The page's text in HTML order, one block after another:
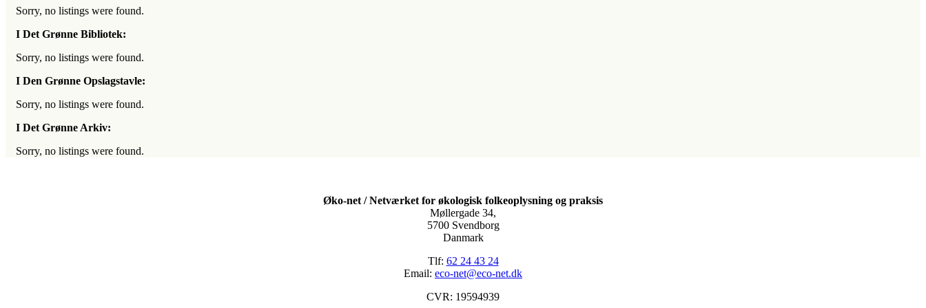
Sorry, no listings were found.
I Det Grønne Bibliotek:
Sorry, no listings were found.
I Den Grønne Opslagstavle:
Sorry, no listings were found.
I Det Grønne Arkiv:
Sorry, no listings were found.
Øko-net / Netværket for økologisk folkeoplysning og praksis
Møllergade 34,
5700 Svendborg
Danmark
Tlf: 62 24 43 24
Email: eco-net@eco-net.dk
CVR: 19594939